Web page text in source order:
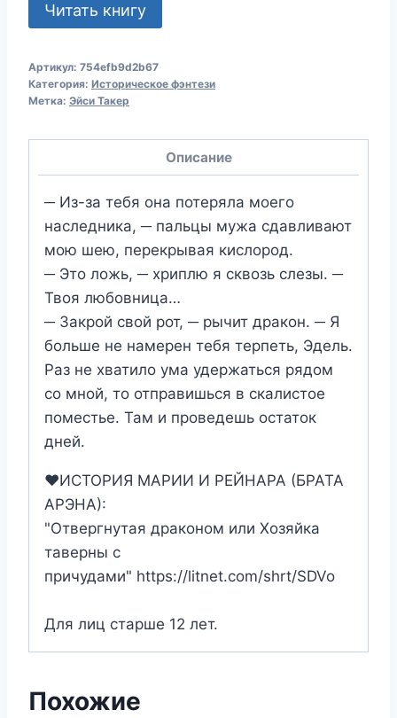
Читать книгу
Артикул: 754efb9d2b67
Категория: Историческое фэнтези
Метка: Эйси Такер
Описание
─ Из-за тебя она потеряла моего
наследника, ─ пальцы мужа сдавливают
мою шею, перекрывая кислород.
─ Это ложь, ─ хриплю я сквозь слезы. ─
Твоя любовница…
─ Закрой свой рот, ─ рычит дракон. ─ Я
больше не намерен тебя терпеть, Эдель.
Раз не хватило ума удержаться рядом
со мной, то отправишься в скалистое
поместье. Там и проведешь остаток
дней.
‍❤️‍ИСТОРИЯ МАРИИ И РЕЙНАРА (БРАТА
АРЭНА):
"Отвергнутая драконом или Хозяйка
таверны с
причудами" https://litnet.com/shrt/SDVo
Для лиц старше 12 лет.
Похожие